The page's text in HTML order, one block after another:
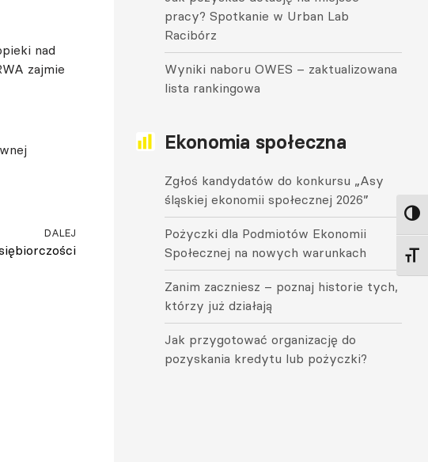
nad
zajmie
DALEJ
pracy? Spotkanie w Urban Lab
Racibórz
Wyniki naboru OWES – zaktualizowana
lista rankingowa
Ekonomia społeczna
Zgłoś kandydatów do konkursu „Asy
śląskiej ekonomii społecznej 2026”
Pożyczki dla Podmiotów Ekonomii
Społecznej na nowych warunkach
Zanim zaczniesz – poznaj historie tych,
którzy już działają
Jak przygotować organizację do
pozyskania kredytu lub pożyczki?